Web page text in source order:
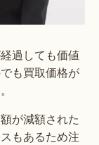
過しても価値
も買取価格が
が減額された
もあるため注